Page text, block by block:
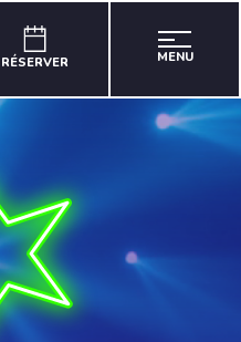
RÉSERVER MENU